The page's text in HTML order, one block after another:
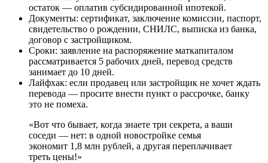
остаток — оплатив субсидированной ипотекой.
Документы: сертификат, заключение комиссии, паспорт,
свидетельство о рождении, СНИЛС, выписка из банка,
договор с застройщиком.
Сроки: заявление на распоряжение маткапиталом
рассматривается 5 рабочих дней, перевод средств
занимает до 10 дней.
Лайфхак: если продавец или застройщик не хочет ждать
перевода — просите внести пункт о рассрочке, банку
это не помеха.
«Вот что бывает, когда знаете три секрета, а ваши
соседи — нет: в одной новостройке семья
экономит 1,8 млн рублей, а другая переплачивает
треть цены!»